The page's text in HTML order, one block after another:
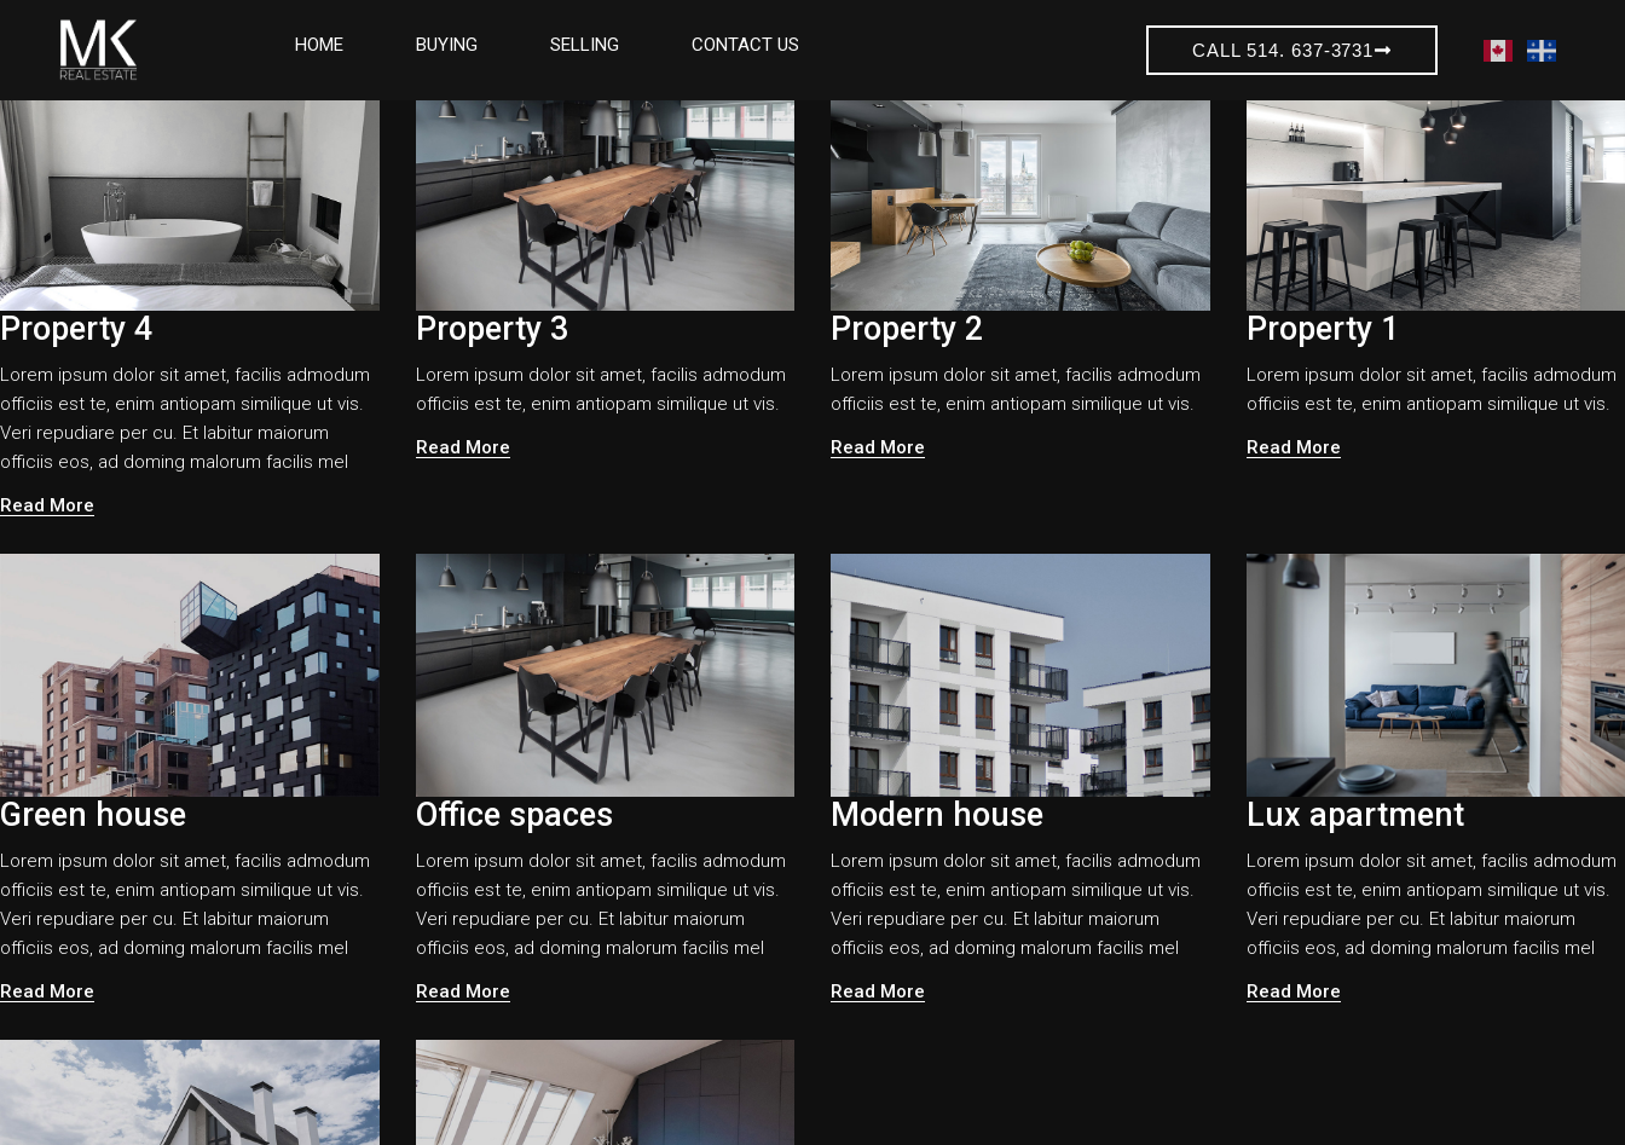
HOME BUYING SELLING CONTACT US CALL 514. 637-3731
Property 4
Lorem ipsum dolor sit amet, facilis admodum
officiis est te, enim antiopam similique ut vis.
Veri repudiare per cu. Et labitur maiorum
officiis eos, ad doming malorum facilis mel
Read More
Property 3
Lorem ipsum dolor sit amet, facilis admodum
officiis est te, enim antiopam similique ut vis.
Read More
Property 2
Lorem ipsum dolor sit amet, facilis admodum
officiis est te, enim antiopam similique ut vis.
Read More
Property 1
Lorem ipsum dolor sit amet, facilis admodum
officiis est te, enim antiopam similique ut vis.
Read More
Green house
Lorem ipsum dolor sit amet, facilis admodum
officiis est te, enim antiopam similique ut vis.
Veri repudiare per cu. Et labitur maiorum
officiis eos, ad doming malorum facilis mel
Read More
Office spaces
Lorem ipsum dolor sit amet, facilis admodum
officiis est te, enim antiopam similique ut vis.
Veri repudiare per cu. Et labitur maiorum
officiis eos, ad doming malorum facilis mel
Read More
Modern house
Lorem ipsum dolor sit amet, facilis admodum
officiis est te, enim antiopam similique ut vis.
Veri repudiare per cu. Et labitur maiorum
officiis eos, ad doming malorum facilis mel
Read More
Lux apartment
Lorem ipsum dolor sit amet, facilis admodum
officiis est te, enim antiopam similique ut vis.
Veri repudiare per cu. Et labitur maiorum
officiis eos, ad doming malorum facilis mel
Read More